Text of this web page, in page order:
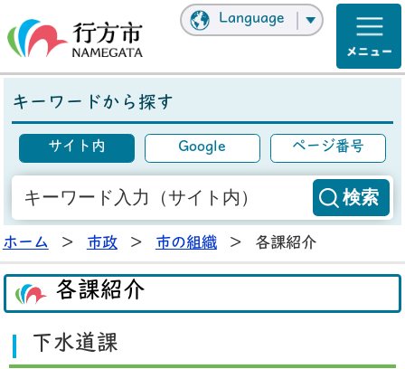
Language
キーワードから探す
サイト内 Google ページ番号
ホーム > 市政 > 市の組織 > 各課紹介
各課紹介
下水道課